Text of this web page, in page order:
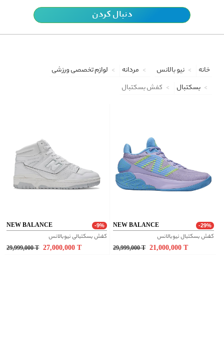
دنبال کردن
خانه نیو بالانس مردانه
لوازم تخصصی ورزشی
بسکتبال
کفش بسکتبال
NEW BALANCE -9%
کفش بسکتبالی نیوبالانس
29,999,000 T 27,000,000
NEW BALANCE -29%
کفش بسکتبال نیوبالانس
29,999,000 T 21,000,000